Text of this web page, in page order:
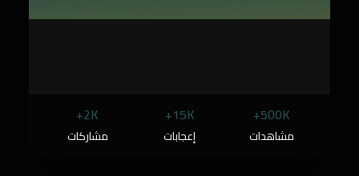
500K+
مشاهدات
15K+
إعجابات
2K+
مشاركات